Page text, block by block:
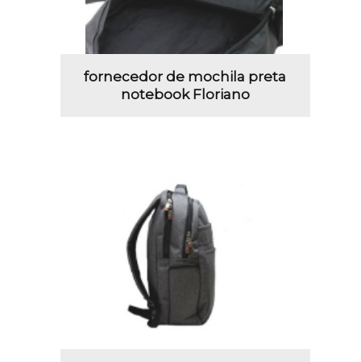
fornecedor de mochila preta
notebook Floriano